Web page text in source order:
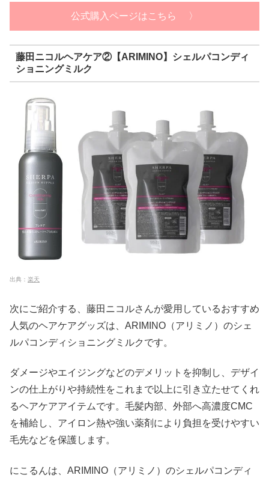
公式購入ページはこちら 〉
藤田ニコルヘアケア②【ARIMINO】シェルパコンディ
ショニングミルク
出典： 楽天
次にご紹介する、藤田ニコルさんが愛用しているおすすめ
人気のヘアケアグッズは、ARIMINO（アリミノ）のシェ
ルパコンディショニングミルクです。
ダメージやエイジングなどのデメリットを抑制し、デザイ
ンの仕上がりや持続性をこれまで以上に引き立たせてくれ
るヘアケアアイテムです。毛髪内部、外部へ高濃度CMC
を補給し、アイロン熱や強い薬剤により負担を受けやすい
毛先などを保護します。
にこるんは、ARIMINO（アリミノ）のシェルパコンディ